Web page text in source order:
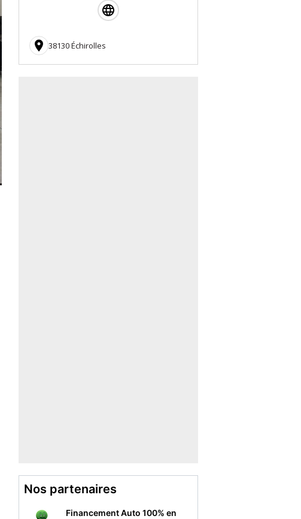
 38130 Échirolles
Nos partenaires
Financement Auto 100% en